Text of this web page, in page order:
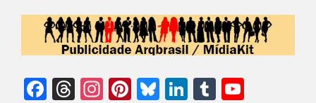
Facebook
Threads
Instagram
Pinterest
Bluesky
LinkedIn
Tumblr